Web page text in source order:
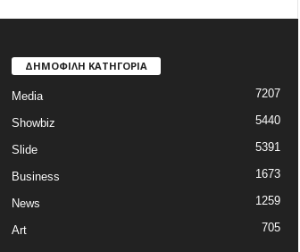
ΔΗΜΟΦΙΛΗ ΚΑΤΗΓΟΡΙΑ
Media 7207
Showbiz 5440
Slide 5391
Business 1673
News 1259
Art 705